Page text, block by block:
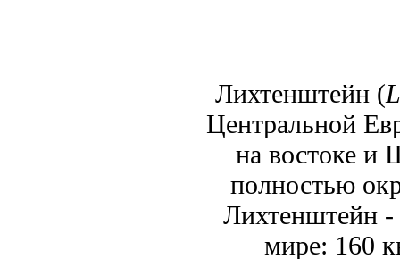
Лихтенштейн (
Центральной
на востоке и
полностью
Лихтенштейн -
мире: 160